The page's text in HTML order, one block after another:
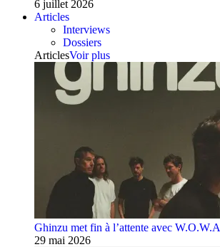
6 juillet 2026
Articles
Interviews
Dossiers
ArticlesVoir plus
Ghinzu met fin à l’attente avec W.O.W.A
29 mai 2026